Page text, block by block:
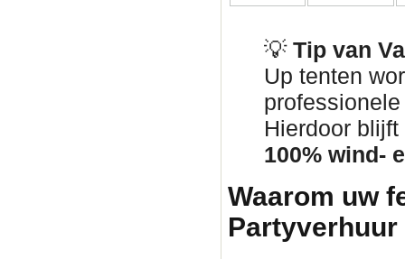
💡 Tip van
Up tenten
Hierdoor
100% wind-
Waarom uw
Partyverhuur